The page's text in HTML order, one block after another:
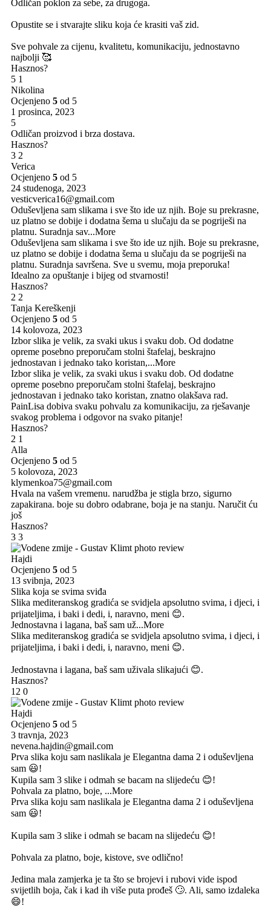
Odličan poklon za sebe, za drugoga.
Opustite se i stvarajte sliku koja će krasiti vaš zid.
Sve pohvale za cijenu, kvalitetu, komunikaciju, jednostavno
najbolji 🥰
Hasznos?
5 1
Nikolina
Ocjenjeno 5 od 5
1 prosinca, 2023
5
Odličan proizvod i brza dostava.
Hasznos?
3 2
Verica
Ocjenjeno 5 od 5
24 studenoga, 2023
vesticverica16@gmail.com
Oduševljena sam slikama i sve što ide uz njih. Boje su prekrasne,
uz platno se dobije i dodatna šema u slučaju da se pogriješi na
platnu. Suradnja sav...More
Oduševljena sam slikama i sve što ide uz njih. Boje su prekrasne,
uz platno se dobije i dodatna šema u slučaju da se pogriješi na
platnu. Suradnja savršena. Sve u svemu, moja preporuka!
Idealno za opuštanje i bijeg od stvarnosti!
Hasznos?
2 2
Tanja Kereškenji
Ocjenjeno 5 od 5
14 kolovoza, 2023
Izbor slika je velik, za svaki ukus i svaku dob. Od dodatne
opreme posebno preporučam stolni štafelaj, beskrajno
jednostavan i jednako tako koristan,...More
Izbor slika je velik, za svaki ukus i svaku dob. Od dodatne
opreme posebno preporučam stolni štafelaj, beskrajno
jednostavan i jednako tako koristan, znatno olakšava rad.
PainLisa dobiva svaku pohvalu za komunikaciju, za rješavanje
svakog problema i odgovor na svako pitanje!
Hasznos?
2 1
Alla
Ocjenjeno 5 od 5
5 kolovoza, 2023
klymenkoa75@gmail.com
Hvala na vašem vremenu. narudžba je stigla brzo, sigurno
zapakirana. boje su dobro odabrane, boja je na stanju. Naručit ću
još
Hasznos?
3 3
Hajdi
Ocjenjeno 5 od 5
13 svibnja, 2023
Slika koja se svima sviđa
Slika mediteranskog gradića se svidjela apsolutno svima, i djeci, i
prijateljima, i baki i dedi, i, naravno, meni 😊.
Jednostavna i lagana, baš sam už...More
Slika mediteranskog gradića se svidjela apsolutno svima, i djeci, i
prijateljima, i baki i dedi, i, naravno, meni 😊.
Jednostavna i lagana, baš sam uživala slikajući 😊.
Hasznos?
12 0
Hajdi
Ocjenjeno 5 od 5
3 travnja, 2023
nevena.hajdin@gmail.com
Prva slika koju sam naslikala je Elegantna dama 2 i oduševljena
sam 😃!
Kupila sam 3 slike i odmah se bacam na slijedeću 😊!
Pohvala za platno, boje, ...More
Prva slika koju sam naslikala je Elegantna dama 2 i oduševljena
sam 😃!
Kupila sam 3 slike i odmah se bacam na slijedeću 😊!
Pohvala za platno, boje, kistove, sve odlično!
Jedina mala zamjerka je ta što se brojevi i rubovi vide ispod
svijetlih boja, čak i kad ih više puta prođeš 🙄. Ali, samo izdaleka
😄!